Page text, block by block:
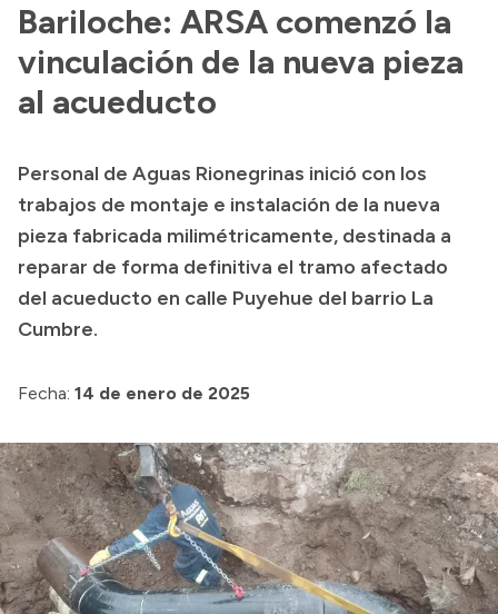
Archivo de noticias
Transparencia
Boletín Oficial
Compras y licitaciones
Consulta de expedientes
Consulta de pago a proveedores
Convocatorias
Bariloche: ARSA comenzó la
vinculación de la nueva pieza
al acueducto
Personal de Aguas Rionegrinas inició con los
trabajos de montaje e instalación de la nueva
pieza fabricada milimétricamente, destinada a
reparar de forma definitiva el tramo afectado
del acueducto en calle Puyehue del barrio La
Cumbre.
Fecha: 14 de enero de 2025